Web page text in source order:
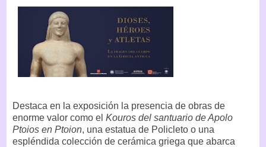
Destaca en la exposición la presencia de obras de
enorme valor como el Kouros del santuario de Apolo
Ptoios en Ptoion, una estatua de Policleto o una
espléndida colección de cerámica griega que abarca